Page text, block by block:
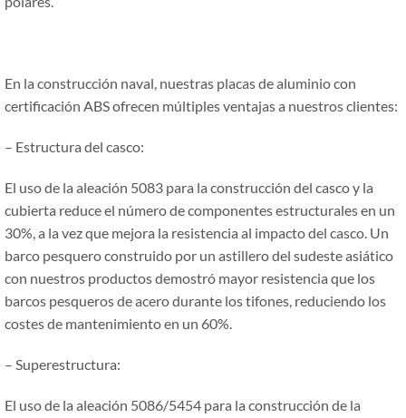
En la construcción naval, nuestras placas de aluminio con
certificación ABS ofrecen múltiples ventajas a nuestros clientes:
– Estructura del casco:
El uso de la aleación 5083 para la construcción del casco y la
cubierta reduce el número de componentes estructurales en un
30%, a la vez que mejora la resistencia al impacto del casco. Un
barco pesquero construido por un astillero del sudeste asiático
con nuestros productos demostró mayor resistencia que los
barcos pesqueros de acero durante los tifones, reduciendo los
costes de mantenimiento en un 60%.
– Superestructura:
El uso de la aleación 5086/5454 para la construcción de la